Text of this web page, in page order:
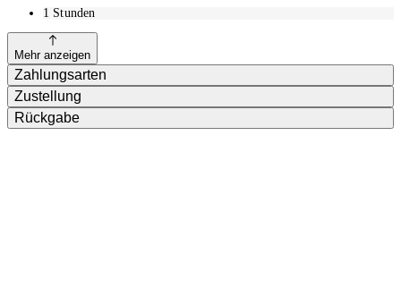
1 Stunden
Mehr anzeigen
Zahlungsarten
Zustellung
Rückgabe